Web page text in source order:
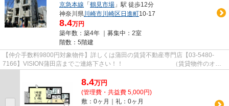
京急本線 「鶴見市場 」駅 徒歩12分
神奈川県川崎市川崎区日進町10-17
8.4万円
築年数：築4年 ｜募集中： 2室
階数：5階建
【仲介手数料9800円対象物件】詳しくは蒲田の賃貸不動産専門店【03-5480-
7166】VISION蒲田店までご連絡下さい！！ （賃貸物件のオス
スメポイント） 洗面所にドア シュ...
8.4万円
(管理費・共益費 5,000円)
敷：0ヶ月｜礼：0ヶ月